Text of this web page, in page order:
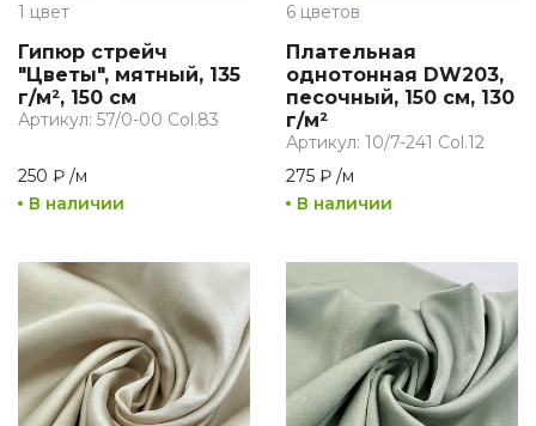
1 цвет
Гипюр стрейч
"Цветы", мятный, 135
г/м², 150 см
Артикул: 57/0-00 Col.83
250 ₽ /м
В наличии
6 цветов
Плательная
однотонная DW203,
песочный, 150 см, 130
г/м²
Артикул: 10/7-241 Col.12
275 ₽ /м
В наличии